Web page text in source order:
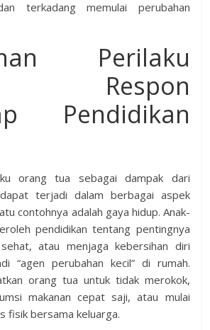
terkadang memulai perubahan
Perilaku
Respon
Pendidikan
orang tua sebagai dampak dari
terjadi dalam berbagai aspek
contohnya adalah gaya hidup. Anak-
pendidikan tentang pentingnya
atau menjaga kebersihan diri
“agen perubahan kecil” di rumah.
orang tua untuk tidak merokok,
makanan cepat saji, atau mulai
fisik bersama keluarga.